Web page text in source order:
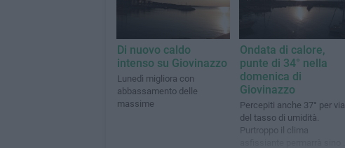
Di nuovo caldo
intenso su Giovinazzo
Lunedì migliora con
abbassamento delle
massime
Ondata di calore,
punte di 34° nella
domenica di
Giovinazzo
Percepiti anche 37° per via
del tasso di umidità.
Purtroppo il clima